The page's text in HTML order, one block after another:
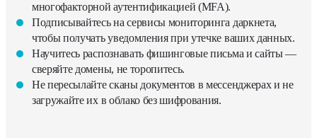
многофакторной аутентификацией (MFA).
Подписывайтесь на сервисы мониторинга даркнета,
чтобы получать уведомления при утечке ваших данных.
Научитесь распознавать фишинговые письма и сайты —
сверяйте домены, не торопитесь.
Не пересылайте сканы документов в мессенджерах и не
загружайте их в облако без шифрования.